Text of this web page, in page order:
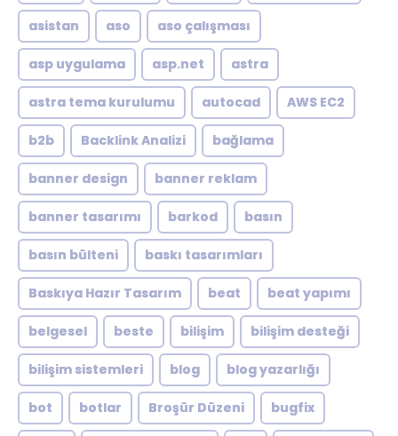
asistan aso aso çalışması
asp uygulama asp.net astra
astra tema kurulumu autocad AWS EC2
b2b Backlink Analizi bağlama
banner design banner reklam
banner tasarımı barkod basın
basın bülteni baskı tasarımları
Baskıya Hazır Tasarım beat beat yapımı
belgesel beste bilişim bilişim desteği
bilişim sistemleri blog blog yazarlığı
bot botlar Broşür Düzeni bugfix